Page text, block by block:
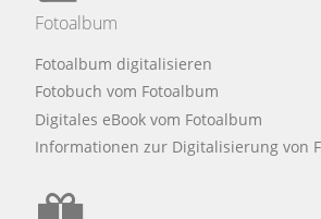
Fotoalbum
Fotoalbum digitalisieren
Fotobuch vom Fotoalbum
Digitales eBook vom Fotoalbum
Informationen zur Digitalisierung von